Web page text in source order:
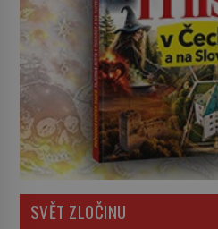
SVĚT ZLOČINU